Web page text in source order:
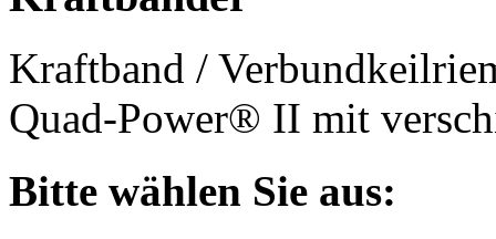
Kraftband /
Quad-Power® II mit
Bitte wählen Sie aus: